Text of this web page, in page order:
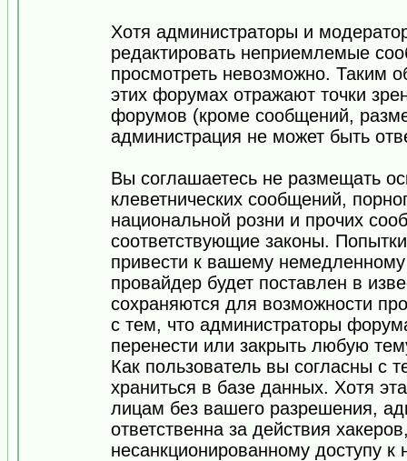
Хотя администраторы и
редактировать неприемлемые
просмотреть невозможно. Таким
этих форумах отражают точки
форумов (кроме сообщений,
администрация не может быть
Вы соглашаетесь не размещать
клеветнических сообщений,
национальной розни и прочих
соответствующие законы.
привести к вашему
провайдер будет поставлен в
сохраняются для возможности
с тем, что администраторы
перенести или закрыть любую
Как пользователь вы согласны с
храниться в базе данных. Хотя
лицам без вашего разрешения,
ответственна за действия
несанкционированному доступу к